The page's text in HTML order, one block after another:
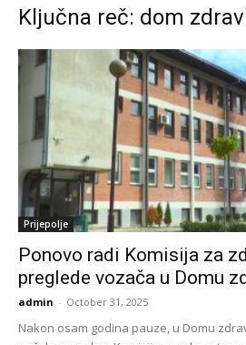
Ključna reč: dom
Prijepolje
Ponovo radi Komisija za
preglede vozača u Domu
admin - October 31, 2025
Nakon osam godina pauze, u Domu